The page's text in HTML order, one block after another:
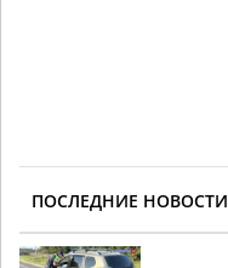
ПОСЛЕДНИЕ НОВОСТИ